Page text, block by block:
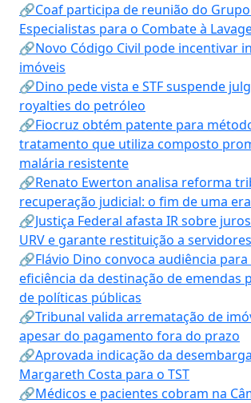
🔗Coaf participa de reunião do
Especialistas para o Combate à
🔗Novo Código Civil pode incentivar
imóveis
🔗Dino pede vista e STF suspende
royalties do petróleo
🔗Fiocruz obtém patente para
tratamento que utiliza composto
malária resistente
🔗Renato Ewerton analisa reforma
recuperação judicial: o fim de uma
🔗Justiça Federal afasta IR sobre
URV e garante restituição a
🔗Flávio Dino convoca audiência
eficiência da destinação de emendas
de políticas públicas
🔗Tribunal valida arrematação de
apesar do pagamento fora do prazo
🔗Aprovada indicação da
Margareth Costa para o TST
🔗Médicos e pacientes cobram na